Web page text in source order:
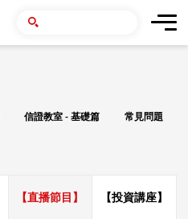
信證教室 - 基礎篇 常見問題
【直播節目】 【投資講座】